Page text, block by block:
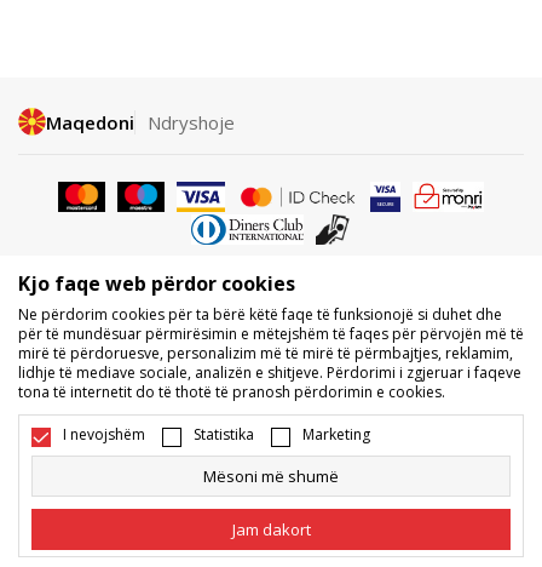
Maqedoni Ndryshoje
Nuk lejohet shkarkimi ose përdorimi i përmbajtjes nga faqet e internetit
të BDS.MK, pjesërisht ose tërësisht, dhe i referohet logove, markave
tregtare, përmbajtjes komerciale, as caktimi i tyre palëve të treta,
publikimi i tyre publikisht ose përdorimi i tyre për ndonjë për qëllime, pa
pëlqimin me shkrim të BDS.MK DOOEL.
Ne përpiqemi të jemi sa më të saktë në përshkrimin e produktit, foton
dhe vetë çmimin, por nuk mund të garantojmë që të gjitha informacionet
të jenë të plota dhe pa gabime. Të gjitha produktet e shfaqura në faqe
janë pjesë e ofertës sonë, por nuk kuptohet që ato duhet të jenë të
disponueshme gjatë gjithë kohës. Disponueshmërinë e produkteve mund
ta kontrolloni edhe në numrin e telefonit 02 3055 222.
, Duke krijuarNB SOFT
rezervuara.
Kjo faqe web përdor cookies
Ne përdorim cookies për ta bërë këtë faqe të funksionojë si duhet dhe
për të mundësuar përmirësimin e mëtejshëm të faqes për përvojën më të
mirë të përdoruesve, personalizim më të mirë të përmbajtjes, reklamim,
lidhje të mediave sociale, analizën e shitjeve. Përdorimi i zgjeruar i faqeve
tona të internetit do të thotë të pranosh përdorimin e cookies.
I nevojshëm Statistika Marketing
Mësoni më shumë
Jam dakort